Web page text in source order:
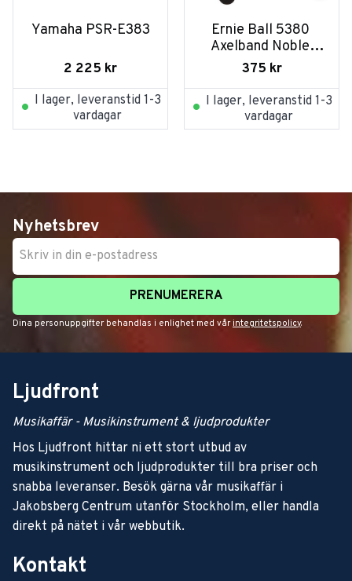
Yamaha PSR-E383
2 225 kr
I lager, leveranstid 1-3
vardagar
Ernie Ball 5380
Axelband Noble
Rose
375 kr
I lager, leveranstid 1-3
vardagar
Nyhetsbrev
PRENUMERERA
Dina personuppgifter behandlas i enlighet med vår integritetspolicy.
Ljudfront
Musikaffär - Musikinstrument & ljudprodukter
Hos Ljudfront hittar ni ett stort utbud av
musikinstrument och ljudprodukter till bra priser och
snabba leveranser. Besök gärna vår musikaffär i
Jakobsberg Centrum utanför Stockholm, eller handla
direkt på nätet i vår webbutik.
Kontakt